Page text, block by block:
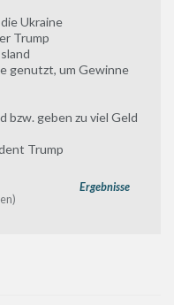
Ukraine
Trump
genutzt, um Gewinne
bzw. geben zu viel Geld
Trump
Ergebnisse